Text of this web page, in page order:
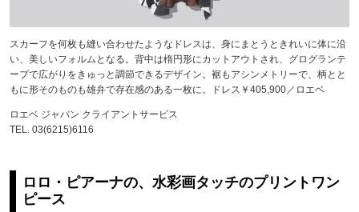
スカーフを何枚も縫い合わせたようなドレスは、身にまとうときれいに体に沿
い、美しいフォルムとなる。背中は楕円形にカットアウトされ、グログランテ
ープで広がりをきゅっと調節できるデザイン。裾もアシンメトリーで、柄とと
もに形そのものも雄弁で存在感のある一枚に。ドレス￥405,900／ロエベ
ロエベ ジャパン クライアントサービス
TEL. 03(6215)6116
ロロ・ピアーナの、水彩画タッチのプリントワン
ピース